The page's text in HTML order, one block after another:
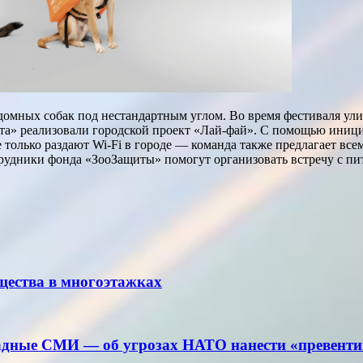
собак под нестандартным углом. Во время фестиваля
реализовали городской проект «Лай-фай». С помощью
раздают Wi-Fi в городе — команда также предлагает
фонда «ЗооЗащиты» помогут организовать встречу
в многоэтажках
СМИ — об угрозах НАТО нанести